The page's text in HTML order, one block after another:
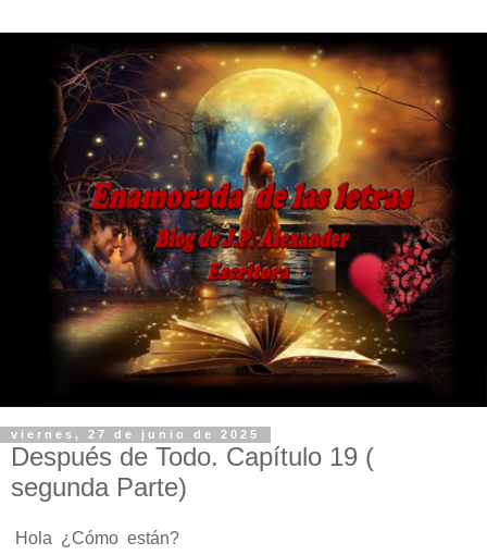
viernes, 27 de junio de 2025
Después de Todo. Capítulo 19 (
segunda Parte)
Hola ¿Cómo están?